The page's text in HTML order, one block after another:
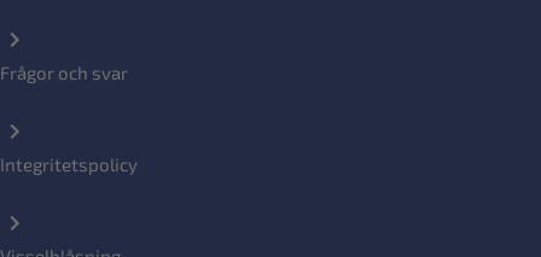
Frågor och svar
Integritetspolicy